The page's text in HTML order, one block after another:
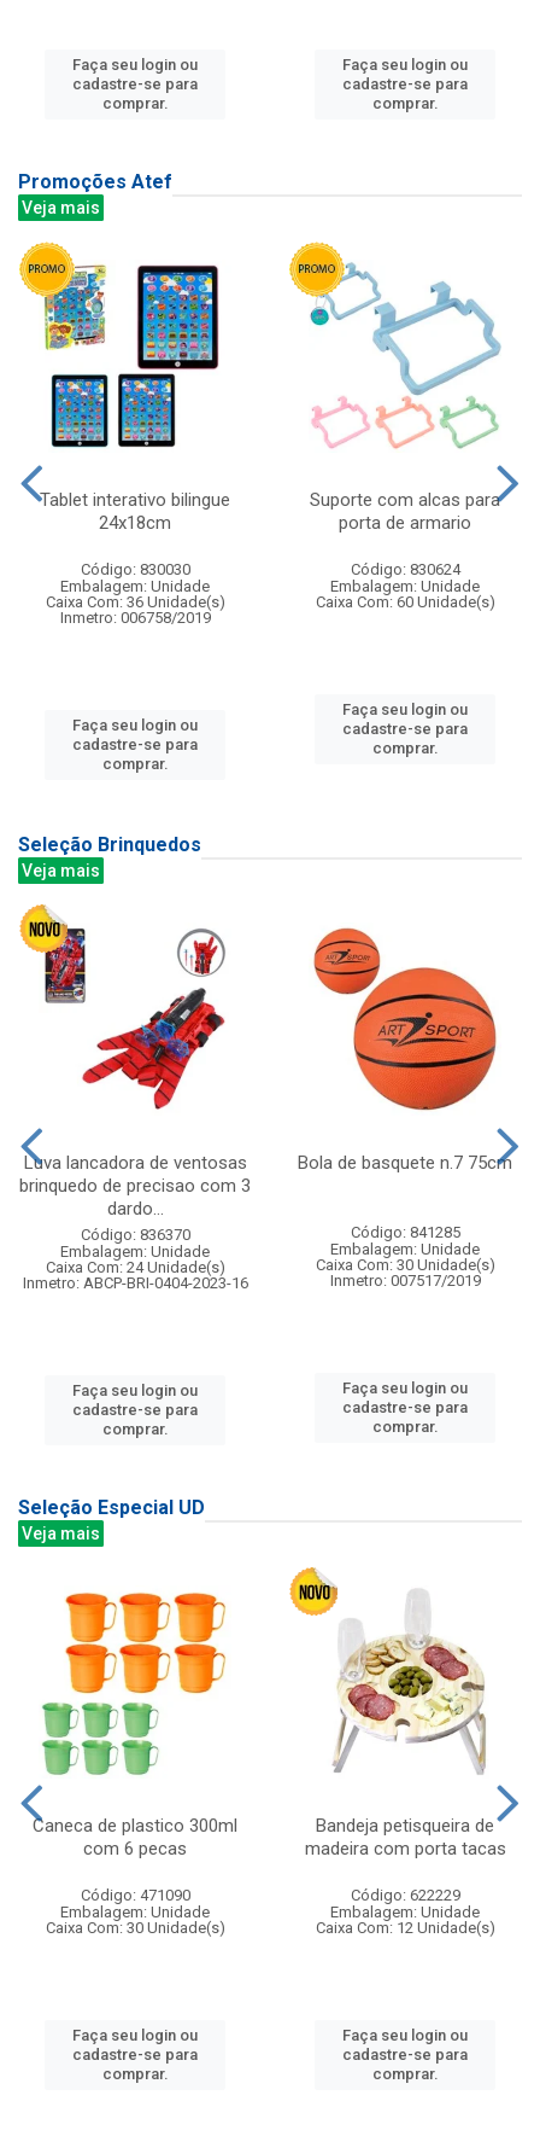
Faça seu login ou
cadastre-se para
comprar.
Faça seu login ou
cadastre-se para
comprar.
Promoções Atef
Veja mais
Tablet interativo bilingue
24x18cm
Código: 830030
Embalagem: Unidade
Caixa Com: 36 Unidade(s)
Inmetro: 006758/2019
Faça seu login ou
cadastre-se para
comprar.
Suporte com alcas para
porta de armario
Código: 830624
Embalagem: Unidade
Caixa Com: 60 Unidade(s)
Faça seu login ou
cadastre-se para
comprar.
Seleção Brinquedos
Veja mais
Luva lancadora de ventosas
brinquedo de precisao com 3
dardo...
Código: 836370
Embalagem: Unidade
Caixa Com: 24 Unidade(s)
Inmetro: ABCP-BRI-0404-2023-16
Faça seu login ou
cadastre-se para
comprar.
Bola de basquete n.7 75cm
Código: 841285
Embalagem: Unidade
Caixa Com: 30 Unidade(s)
Inmetro: 007517/2019
Faça seu login ou
cadastre-se para
comprar.
Seleção Especial UD
Veja mais
Caneca de plastico 300ml
com 6 pecas
Código: 471090
Embalagem: Unidade
Caixa Com: 30 Unidade(s)
Faça seu login ou
cadastre-se para
comprar.
Bandeja petisqueira de
madeira com porta tacas
Código: 622229
Embalagem: Unidade
Caixa Com: 12 Unidade(s)
Faça seu login ou
cadastre-se para
comprar.